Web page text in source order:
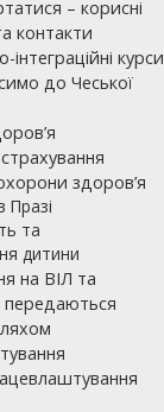
– корисні
контакти
інтеграційні курси
до Чеської
здоров’я
Празі
та
дитини
на ВІЛ та
передаються